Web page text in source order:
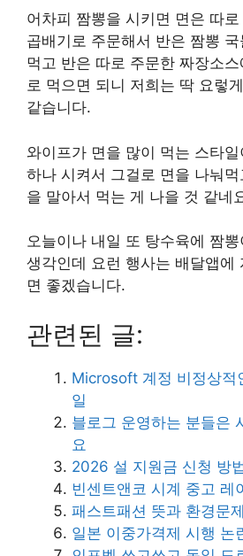
어차피 짬뽕을 시키면 면은 따
곱배기로 주문해서 반은 짬뽕
먹고 반은 따로 주문한 짜장소
로 먹으면 되니 저희는 딱 요렇
같습니다.
와이프가 면을 많이 먹는 스타
하나 시켜서 그걸로 면을 나눠
을 말아서 먹는 게 나을 것 같네
오늘이나 내일 또 탕수육에 짬
생각인데 요런 행사는 배달앱에
면 좋겠습니다.
관련된 글:
Microsoft 계정 비정상적
일
블로그 운영하는 분들은
요
2026 설 지원금 신청 방
빈센트앤코 시계 중고 레
패스트패션 뜻과 환경문
일본 이중가격제 시행 논